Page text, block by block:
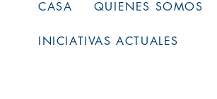
CASA QUIENES SOMOS
INICIATIVAS ACTUALES